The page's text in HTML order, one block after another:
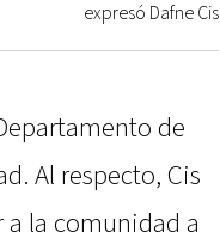
expresó Dafne Cis
de
Al respecto, Cis
a la comunidad a